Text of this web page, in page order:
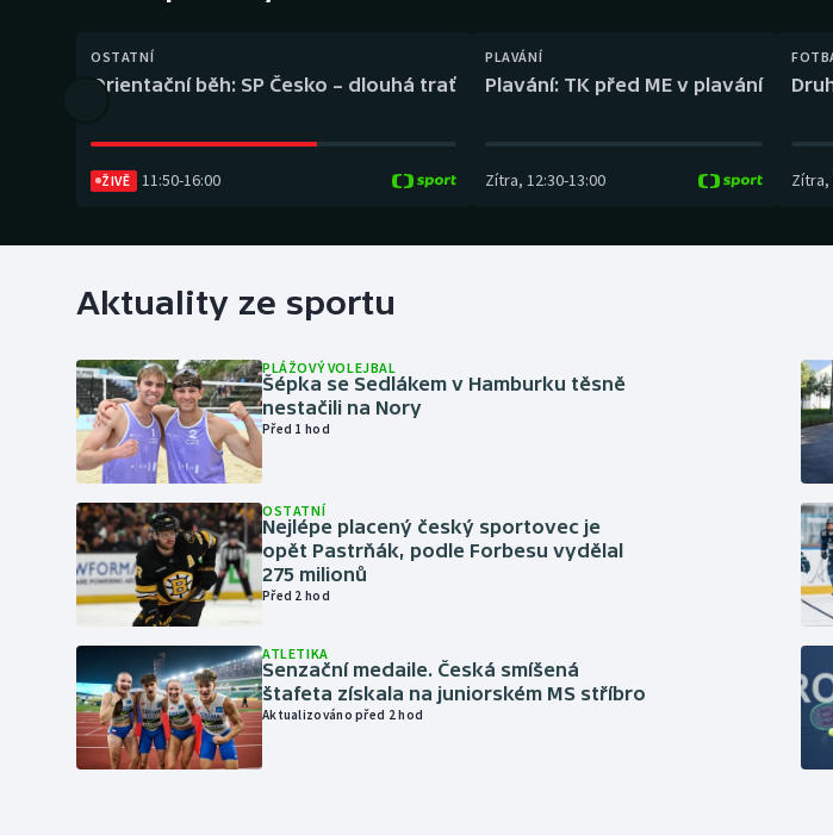
Futsal
Gymnastika
Parasport
OSTATNÍ
Orientační běh: SP Česko – dlouhá trať
ŽIVĚ 11:50-16:00
PLAVÁNÍ
Plavání: TK před ME v plavání
Zítra, 12:30-13:00 Zítra,
Aktuality ze sportu
PLÁŽOVÝ VOLEJBAL
Šépka se Sedlákem v Hamburku těsně
nestačili na Nory
Před 1 hod
OSTATNÍ
Nejlépe placený český sportovec je
opět Pastrňák, podle Forbesu vydělal
275 milionů
Před 2 hod
ATLETIKA
Senzační medaile. Česká smíšená
štafeta získala na juniorském MS stříbro
Aktualizováno před 2 hod